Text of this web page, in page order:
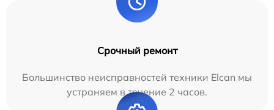
Срочный ремонт
Большинство неисправностей техники Elcan мы
устраняем в течение 2 часов.